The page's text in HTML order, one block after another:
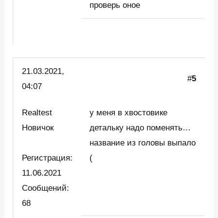
проверь оное
21.03.2021,
04:07
#5
Realtest
Новичок
Регистрация:
11.06.2021
Сообщений:
68
у меня в хвостовике
детальку надо поменять…
название из головы выпало
(